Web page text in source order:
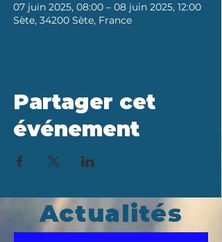
07 juin 2025, 08:00 – 08 juin 2025, 12:00
Sète, 34200 Sète, France
Partager cet
événement
Actualités